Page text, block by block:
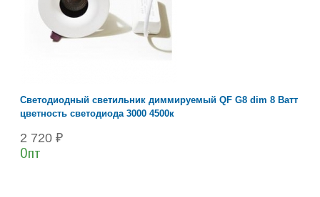
Светодиодный светильник диммируемый QF G8 dim 8 Ватт
цветность светодиода 3000 4500к
2 720 ₽
Опт